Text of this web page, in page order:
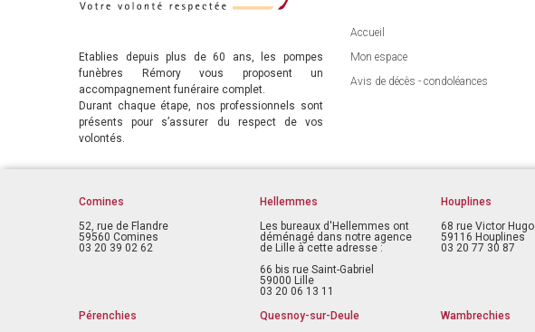
Etablies depuis plus de 60 ans, les pompes
funèbres Rémory vous proposent un
accompagnement funéraire complet.
Durant chaque étape, nos professionnels sont
présents pour s’assurer du respect de vos
volontés.
Accueil
Mon espace
Avis de décès - condoléances
Comines
52, rue de Flandre
59560 Comines
03 20 39 02 62
Hellemmes
Les bureaux d'Hellemmes ont
déménagé dans notre agence
de Lille à cette adresse :
66 bis rue Saint-Gabriel
59000 Lille
03 20 06 13 11
Houplines
68 rue Victor Hugo
59116 Houplines
03 20 77 30 87
Pérenchies Quesnoy-sur-Deule Wambrechies